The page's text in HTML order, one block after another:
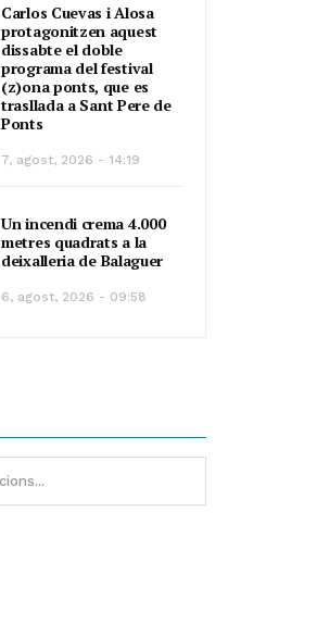
Carlos Cuevas i Alosa
protagonitzen aquest
dissabte el doble
programa del festival
(z)ona ponts, que es
trasllada a Sant Pere de
Ponts
7, agost, 2026 - 14:19
Un incendi crema 4.000
metres quadrats a la
deixalleria de Balaguer
6, agost, 2026 - 09:58